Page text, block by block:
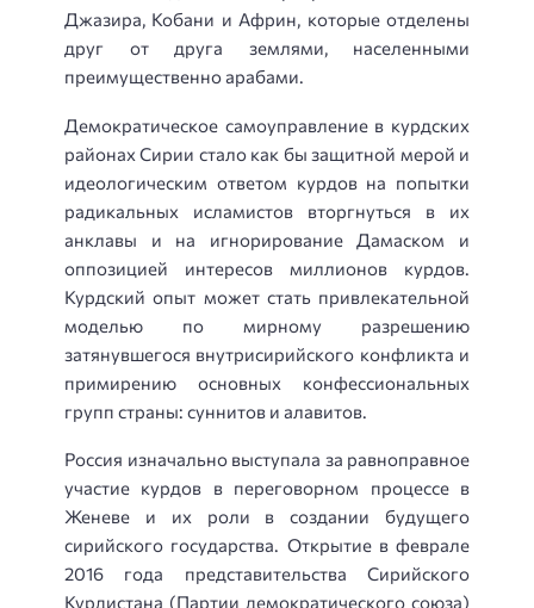
Джазира, Кобани и Африн, которые отделены
друг от друга землями, населенными
преимущественно арабами.
Демократическое самоуправление в курдских
районах Сирии стало как бы защитной мерой и
идеологическим ответом курдов на попытки
радикальных исламистов вторгнуться в их
анклавы и на игнорирование Дамаском и
оппозицией интересов миллионов курдов.
Курдский опыт может стать привлекательной
моделью по мирному разрешению
затянувшегося внутрисирийского конфликта и
примирению основных конфессиональных
групп страны: суннитов и алавитов.
Россия изначально выступала за равноправное
участие курдов в переговорном процессе в
Женеве и их роли в создании будущего
сирийского государства. Открытие в феврале
2016 года представительства Сирийского
Курдистана (Партии демократического союза)